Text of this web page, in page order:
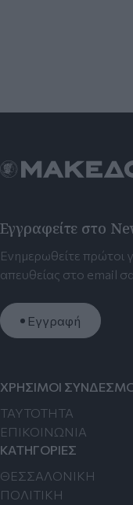
Εγγραφείτε στο
Ενημερωθείτε πρώτοι
απευθείας στο email
Εγγραφή
ΧΡΗΣΙΜΟΙ
TAYTOTHTA
ΕΠΙΚΟΙΝΩΝΙΑ
ΚΑΤΗΓΟΡΙΕΣ
ΘΕΣΣΑΛΟΝΙΚΗ
ΠΟΛΙΤΙΚΗ